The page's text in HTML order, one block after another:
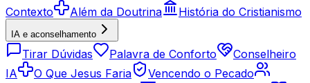
Contexto
Além da Doutrina História do Cristianismo
IA e aconselhamento
Tirar Dúvidas Palavra de Conforto
Conselheiro
IA
O Que Jesus Faria
Vencendo o Pecado